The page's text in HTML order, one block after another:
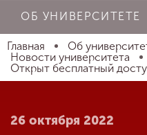
Главная
ОБ УНИВЕРСИТЕТЕ
Главная
Об
Новости университета
Открыт бесплатный
26 октября 2022